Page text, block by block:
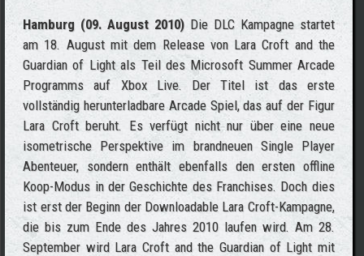
Hamburg (09. August 2010) Die DLC Kampagne startet
am 18. August mit dem Release von Lara Croft and the
Guardian of Light als Teil des Microsoft Summer Arcade
Programms auf Xbox Live. Der Titel ist das erste
vollständig herunterladbare Arcade Spiel, das auf der Figur
Lara Croft beruht. Es verfügt nicht nur über eine neue
isometrische Perspektive im brandneuen Single Player
Abenteuer, sondern enthält ebenfalls den ersten offline
Koop-Modus in der Geschichte des Franchises. Doch dies
ist erst der Beginn der Downloadable Lara Croft-Kampagne,
die bis zum Ende des Jahres 2010 laufen wird. Am 28.
September wird Lara Croft and the Guardian of Light mit